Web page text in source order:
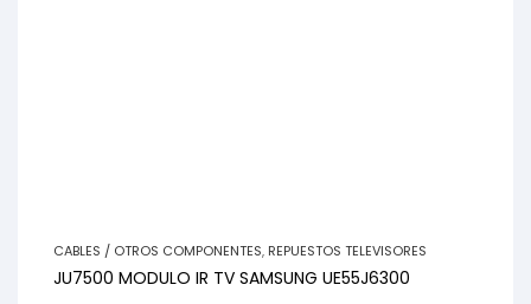
CABLES / OTROS COMPONENTES, REPUESTOS TELEVISORES
JU7500 MODULO IR TV SAMSUNG UE55J6300